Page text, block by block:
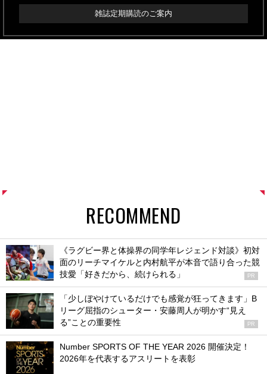
雑誌定期購読のご案内
RECOMMEND
《ラグビー界と体操界の同学年レジェンド対談》初対
面のリーチマイケルと内村航平が本音で語り合った競
技愛「好きだから、続けられる」
PR
「少しぼやけているだけでも感覚が狂ってきます」B
リーグ屈指のシューター・安藤周人が明かす“見え
る”ことの重要性
PR
Number SPORTS OF THE YEAR 2026 開催決定！
2026年を代表するアスリートを表彰